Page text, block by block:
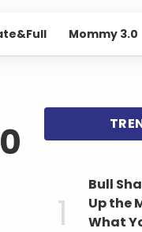
Mommy 3.0
Bull
Up the
What